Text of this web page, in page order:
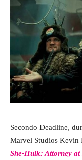
Secondo Deadline,
Marvel Studios Kevin
She-Hulk: Attorney at